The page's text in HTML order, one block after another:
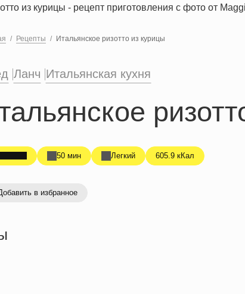
Рецепты Итальянское ризотто из курицы
Ланч Итальянская кухня
50 мин Легкий 605.9 кКал
в избранное